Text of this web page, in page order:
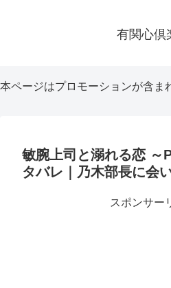
有関心倶
本ページはプロモーションが含ま
敏腕上司と溺れる恋 ～
タバレ｜乃木部長に会
スポンサー